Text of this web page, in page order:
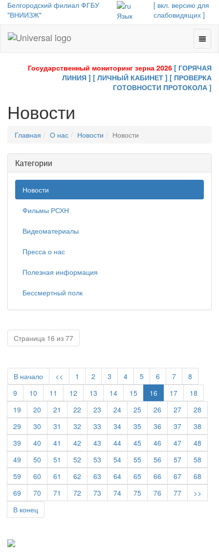
Белгородский филиал ФГБУ
"ВНИИЗЖ"
Язык
[ вкл. версию для
слабовидящих ]
-
Toggle
Государственный мониторинг зерна 2026 [ ГОРЯЧАЯ
ЛИНИЯ ] [ ЛИЧНЫЙ КАБИНЕТ ] [ ПРОВЕРКА
ГОТОВНОСТИ ПРОТОКОЛА ]
Новости
Главная О нас Новости Новости
Категории
Новости
Фильмы РСХН
Видеоматериалы
Пресса о нас
Полезная информация
Бессмертный полк
Страница 16 из 77
В начало << 1 2 3 4 5 6 7
8
9
10 11 12 13 14 15 16 17
18
19
20 21 22 23 24 25 26 27
28
29
30 31 32 33 34 35 36 37
38
39
40 41 42 43 44 45 46 47
48
49
50 51 52 53 54 55 56 57
58
59
60 61 62 63 64 65 66 67
68
69
70 71 72 73 74 75 76 77
>>
В конец